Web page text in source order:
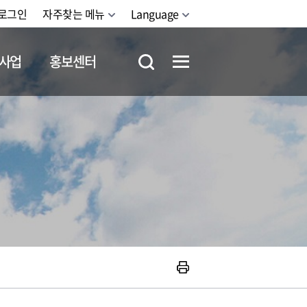
그인 자주찾는 메뉴 Language
업 홍보센터